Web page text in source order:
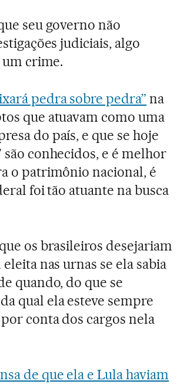
seu governo não
judiciais, algo
crime.
pedra sobre pedra” na
que atuavam como uma
do país, e que se hoje
são conhecidos, e é melhor
o patrimônio nacional, é
foi tão atuante na busca
os brasileiros desejariam
nas urnas se ela sabia
quando, do que se
qual ela esteve sempre
conta dos cargos nela
de que ela e Lula haviam